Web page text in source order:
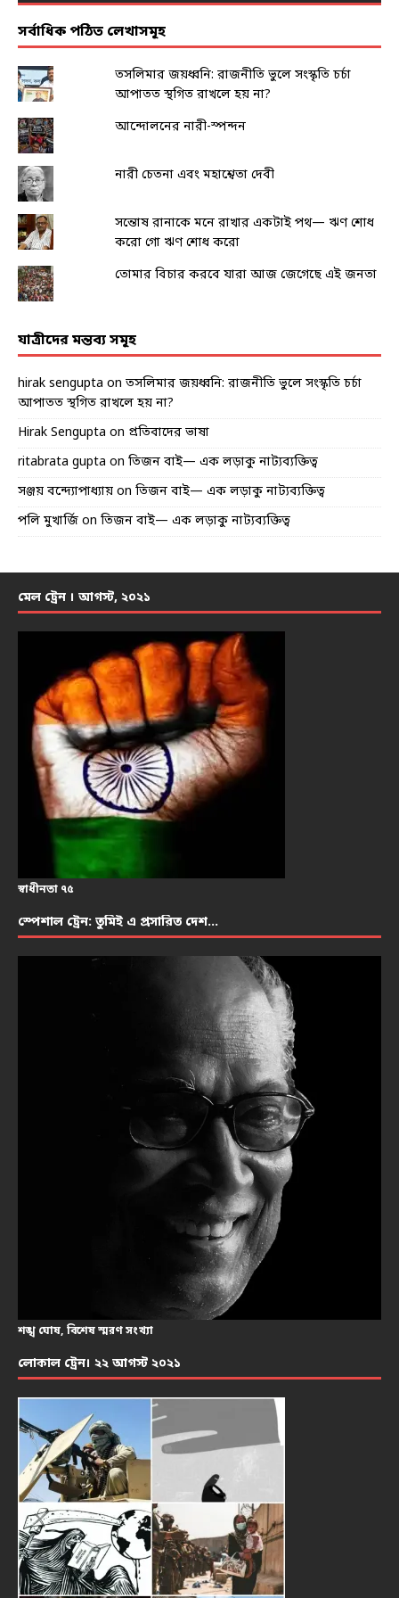
সর্বাধিক পঠিত লেখাসমূহ
তসলিমার জয়ধ্বনি: রাজনীতি ভুলে সংস্কৃতি চর্চা
আপাতত স্থগিত রাখলে হয় না?
আন্দোলনের নারী-স্পন্দন
নারী চেতনা এবং মহাশ্বেতা দেবী
সন্তোষ রানাকে মনে রাখার একটাই পথ— ঋণ শোধ
করো গো ঋণ শোধ করো
তোমার বিচার করবে যারা আজ জেগেছে এই জনতা
যাত্রীদের মন্তব্য সমূহ
hirak sengupta on তসলিমার জয়ধ্বনি: রাজনীতি ভুলে সংস্কৃতি চর্চা
আপাতত স্থগিত রাখলে হয় না?
Hirak Sengupta on প্রতিবাদের ভাষা
ritabrata gupta on তিজন বাই— এক লড়াকু নাট্যব্যক্তিত্ব
সঞ্জয় বন্দ্যোপাধ্যায় on তিজন বাই— এক লড়াকু নাট্যব্যক্তিত্ব
পলি মুখার্জি on তিজন বাই— এক লড়াকু নাট্যব্যক্তিত্ব
মেল ট্রেন । আগস্ট, ২০২১
স্বাধীনতা ৭৫
স্পেশাল ট্রেন: তুমিই এ প্রসারিত দেশ…
শঙ্খ ঘোষ, বিশেষ স্মরণ সংখ্যা
লোকাল ট্রেন। ২২ আগস্ট ২০২১